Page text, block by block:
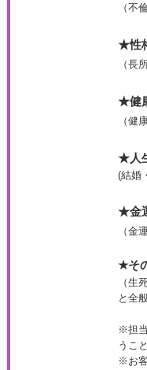
（不
★性
（長
★健
（健
★人
(結婚
★金
（金
★そ
（生
と全般
※担
うこ
※お